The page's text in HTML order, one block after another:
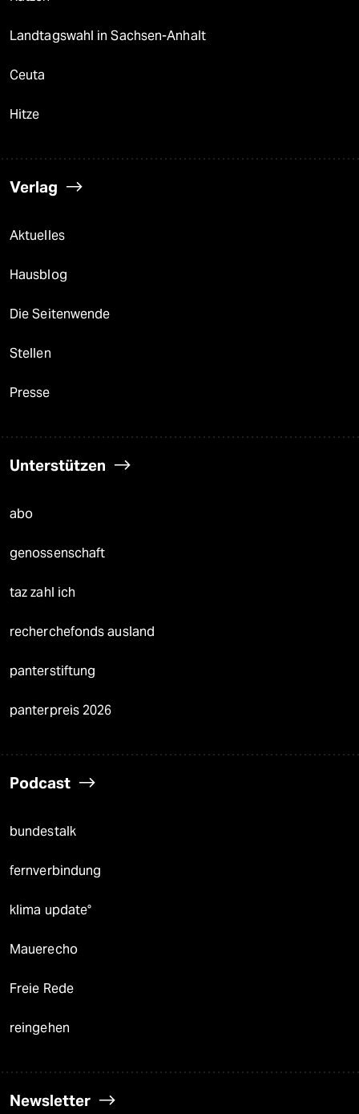
Landtagswahl in Sachsen-Anhalt
Ceuta
Hitze
Verlag
Aktuelles
Hausblog
Die Seitenwende
Stellen
Presse
Unterstützen
abo
genossenschaft
taz zahl ich
recherchefonds ausland
panterstiftung
panterpreis 2026
Podcast
bundestalk
fernverbindung
klima update°
Mauerecho
Freie Rede
reingehen
Newsletter